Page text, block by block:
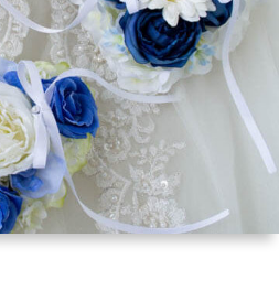
グ
ッ
物
イ
お
さ
の
問
合